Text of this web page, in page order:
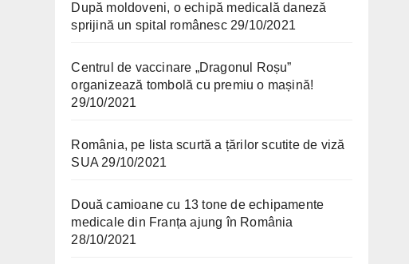
După moldoveni, o echipă medicală daneză
sprijină un spital românesc 29/10/2021
Centrul de vaccinare „Dragonul Roșu”
organizează tombolă cu premiu o mașină!
29/10/2021
România, pe lista scurtă a țărilor scutite de viză
SUA 29/10/2021
Două camioane cu 13 tone de echipamente
medicale din Franța ajung în România
28/10/2021